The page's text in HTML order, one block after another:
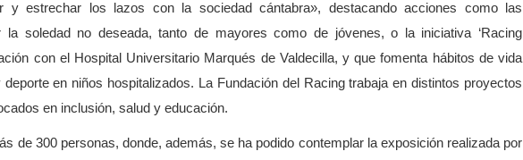
y estrechar los lazos con la sociedad cántabra», destacando acciones como las
la soledad no deseada, tanto de mayores como de jóvenes, o la iniciativa ‘Racing
con el Hospital Universitario Marqués de Valdecilla, y que fomenta hábitos de vida
en niños hospitalizados. La Fundación del Racing trabaja en distintos proyectos
en inclusión, salud y educación.
de 300 personas, donde, además, se ha podido contemplar la exposición realizada por